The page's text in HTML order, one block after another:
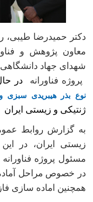
دکتر حمیدرضا طیبی،
معاون پژوهش و
شهدای جهاد دانشگاهی
پروژه فناورانه
در
نوع بذر هیبریدی
ژنتیکی و زیستی ایران
به گزارش روابط­
زیستی ایران، در این
مسئول پروژه
در خصوص مراحل
همچنین اماده سازی